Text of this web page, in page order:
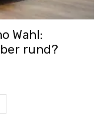
Wahl:
rund?